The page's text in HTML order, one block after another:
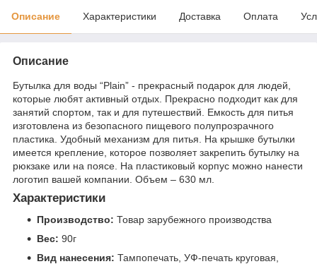
Описание Характеристики Доставка Оплата
Описание
Бутылка для воды “Plain” - прекрасный подарок для людей,
которые любят активный отдых. Прекрасно подходит как для
занятий спортом, так и для путешествий. Емкость для питья
изготовлена из безопасного пищевого полупрозрачного
пластика. Удобный механизм для питья. На крышке бутылки
имеется крепление, которое позволяет закрепить бутылку на
рюкзаке или на поясе. На пластиковый корпус можно нанести
логотип вашей компании. Объем – 630 мл.
Характеристики
Производство: Товар зарубежного производства
Вес: 90г
Вид нанесения: Тампопечать, УФ-печать круговая,